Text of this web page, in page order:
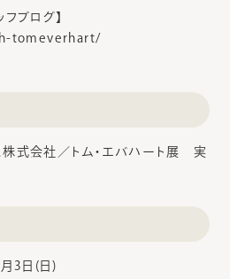
ブログ】
tomeverhart/
株式会社／トム・エバハート展 実
3日(日)